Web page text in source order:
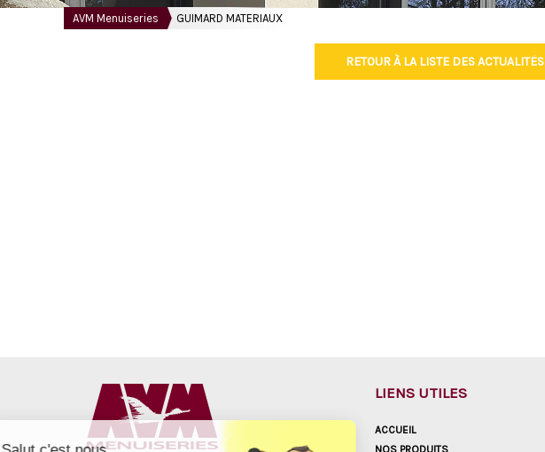
AVM Menuiseries GUIMARD MATERIAUX
RETOUR À LA LISTE DES ACTUALITÉS
LIENS UTILES
ACCUEIL
NOS PRODUITS